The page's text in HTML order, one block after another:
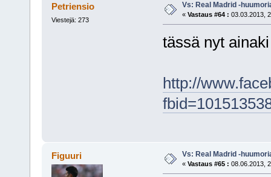
Petriensio
Viestejä: 273
Vs: Real Madrid -
« Vastaus #64 : 03.03.2013,
tässä nyt
http://
Figuuri Vs: Real Madrid -
« Vastaus #65 : 08.06.2013,